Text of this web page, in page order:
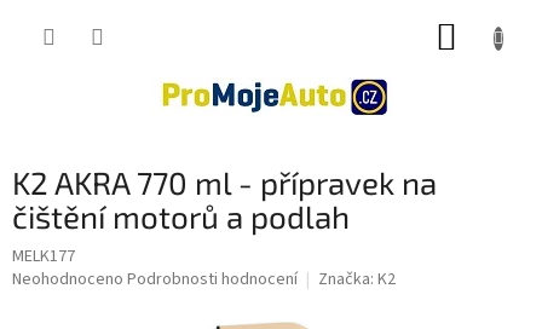
K2 AKRA 770 ml - přípravek na
čištění motorů a podlah
MELK177
Průměrné
Neohodnoceno Podrobnosti hodnocení Značka: K2